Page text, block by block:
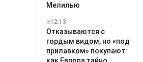
Мелилью
12:13
Отказываются с
гордым видом, но «под
прилавком» покупают:
как Европа тайно